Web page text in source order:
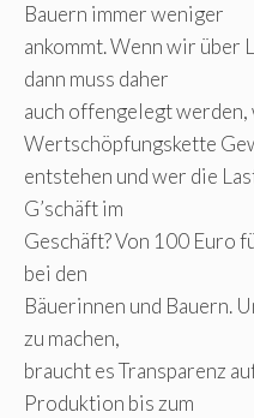
Bauern immer weniger
ankommt. Wenn wir über
dann muss daher
auch offengelegt werden,
Wertschöpfungskette
entstehen und wer die
G’schäft im
Geschäft? Von 100 Euro
bei den
Bäuerinnen und Bauern.
zu machen,
braucht es Transparenz
Produktion bis zum